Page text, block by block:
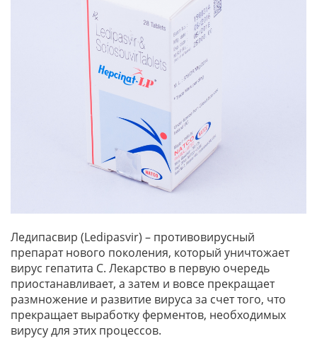
Ледипасвир (Ledipasvir) – противовирусный
препарат нового поколения, который уничтожает
вирус гепатита С. Лекарство в первую очередь
приостанавливает, а затем и вовсе прекращает
размножение и развитие вируса за счет того, что
прекращает выработку ферментов, необходимых
вирусу для этих процессов.